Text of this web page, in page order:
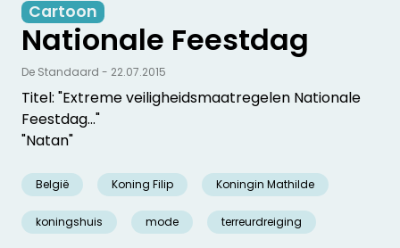
Cartoon
Nationale Feestdag
Titel: "Extreme veiligheidsmaatregelen Nationale
Feestdag..."
"Natan"
België Koning Filip Koningin Mathilde
koningshuis mode terreurdreiging
De Standaard - 22.07.2015